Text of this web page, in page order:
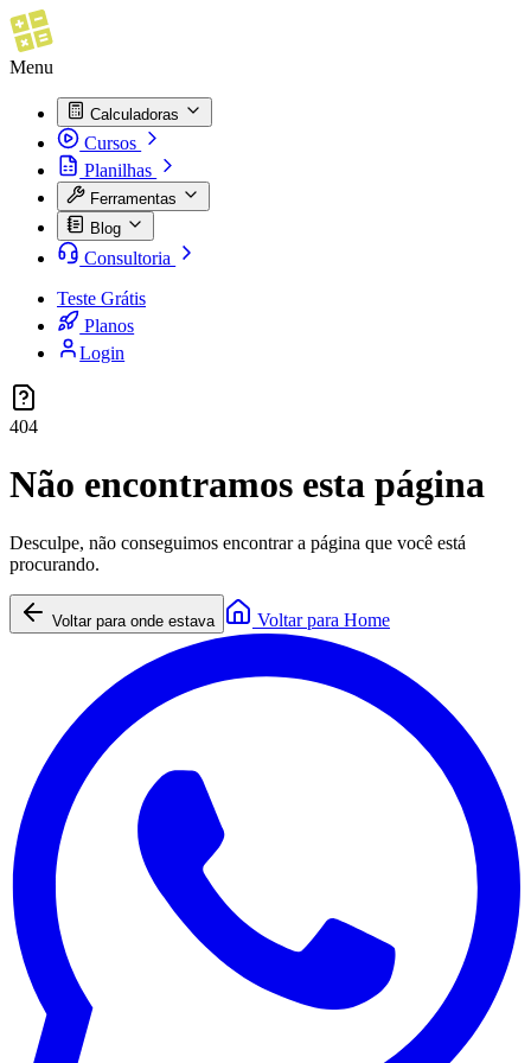
Menu
Calculadoras
Cursos
Planilhas
Ferramentas
Blog
Consultoria
Teste Grátis
Planos
Login
404
Não encontramos esta página
Desculpe, não conseguimos encontrar a página que você está
procurando.
Voltar para onde estava Voltar para Home